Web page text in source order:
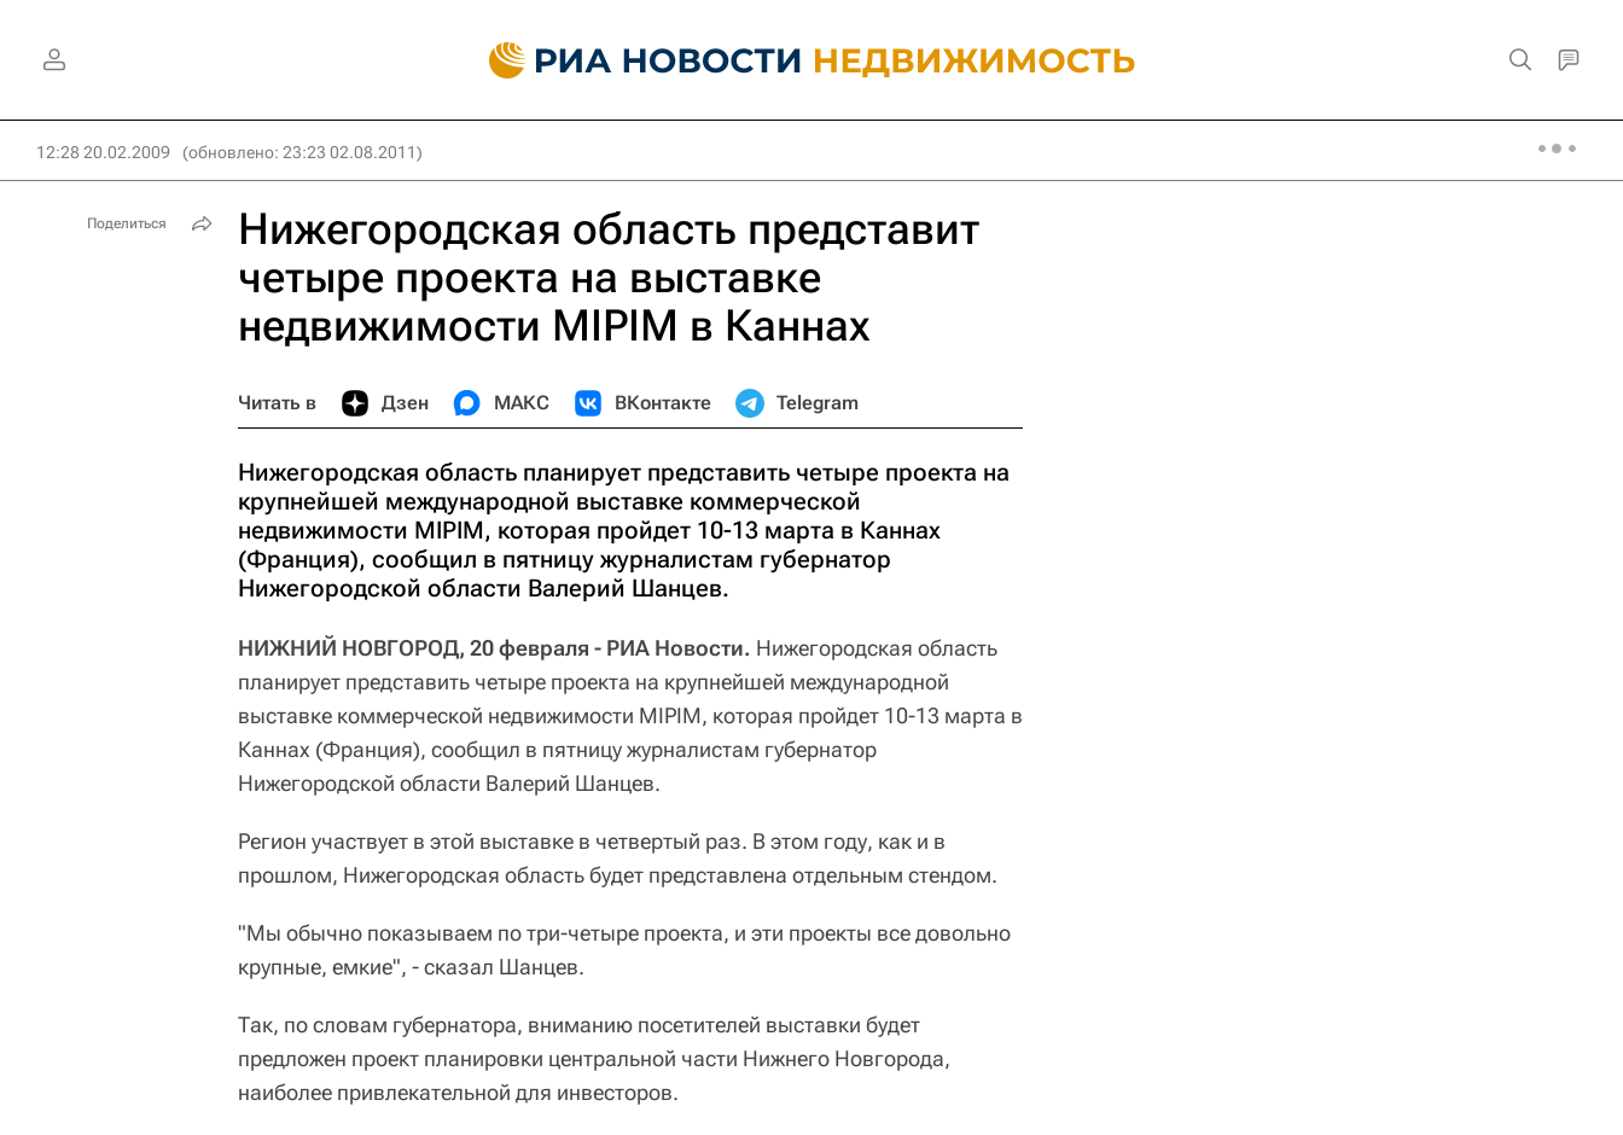
12:28 20.02.2009 (обновлено: 23:23 02.08.2011)
Нижегородская область представит
четыре проекта на выставке
недвижимости MIPIM в Каннах
Читать в Дзен МАКС ВКонтакте Telegram
Нижегородская область планирует представить четыре проекта на
крупнейшей международной выставке коммерческой
недвижимости MIPIM, которая пройдет 10-13 марта в Каннах
(Франция), сообщил в пятницу журналистам губернатор
Нижегородской области Валерий Шанцев.
НИЖНИЙ НОВГОРОД, 20 февраля - РИА Новости. Нижегородская область
планирует представить четыре проекта на крупнейшей международной
выставке коммерческой недвижимости MIPIM, которая пройдет 10-13 марта в
Каннах (Франция), сообщил в пятницу журналистам губернатор
Нижегородской области Валерий Шанцев.
Регион участвует в этой выставке в четвертый раз. В этом году, как и в
прошлом, Нижегородская область будет представлена отдельным стендом.
"Мы обычно показываем по три-четыре проекта, и эти проекты все довольно
крупные, емкие", - сказал Шанцев.
Так, по словам губернатора, вниманию посетителей выставки будет
предложен проект планировки центральной части Нижнего Новгорода,
наиболее привлекательной для инвесторов.
Поделиться